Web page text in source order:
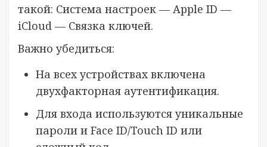
такой: Система настроек — Apple ID —
iCloud — Связка ключей.
Важно убедиться:
На всех устройствах включена
двухфакторная аутентификация.
Для входа используются уникальные
пароли и Face ID/Touch ID или